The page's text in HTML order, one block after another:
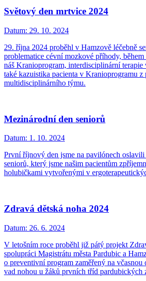
Světový den mrtvice 2024
Datum: 29. 10. 2024
29. října 2024 proběhl v Hamzově léčebně
problematice cévní mozkové příhody,
náš Kranioprogram, interdisciplinární terapie
také kazuistika pacienta v Kranioprogramu z
multidisciplinárního týmu.
Mezinárodní den seniorů
Datum: 1. 10. 2024
První říjnový den jsme na pavilónech
seniorů, který jsme našim pacientům
holubičkami vytvořenými v
Zdravá dětská noha 2024
Datum: 26. 6. 2024
V letošním roce proběhl již pátý projekt
spolupráci Magistrátu města Pardubic a
o preventivní program zaměřený na
vad nohou u žáků prvních tříd pardubických